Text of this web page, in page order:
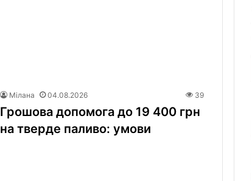
Мілана 04.08.2026 39
Грошова допомога до 19 400 грн
на тверде паливо: умови